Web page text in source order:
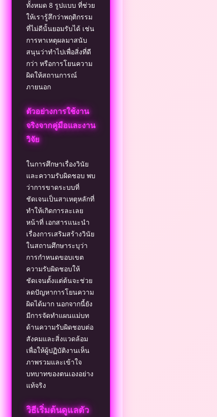
ทั้งหมด 8 รูปแบบ ที่ช่วย
ให้เรารู้สึกว่าพฤติกรรม
ที่ไม่ดีนั้นยอมรับได้ เช่น
การหาเหตุผลมาสนับ
สนุนว่าทำไปเพื่อสิ่งที่ดี
กว่า หรือการโยนความ
ผิดให้สถานการณ์
ภายนอก
ตัวอย่างการใช้งาน
จริงจากคู่มือและงาน
วิจัย
ในการศึกษาเรื่องวินัย
และความรับผิดชอบ พบ
ว่าการขาดระบบที่
ชัดเจนเป็นสาเหตุหลักที่
ทำให้เกิดการละเลย
หน้าที่ เอกสารแนะนำ
เรื่องการเสริมสร้างวินัย
ในสถานศึกษาระบุว่า
การกำหนดขอบเขต
ความรับผิดชอบให้
ชัดเจนตั้งแต่ต้นจะช่วย
ลดปัญหาการโยนความ
ผิดได้มาก นอกจากนี้ยัง
มีการจัดทำแผนแม่บท
ด้านความรับผิดชอบต่อ
สังคมและสิ่งแวดล้อม
เพื่อให้ผู้ปฏิบัติงานเห็น
ภาพรวมและเข้าใจ
บทบาทของตนเองอย่าง
แท้จริง
วิธีเริ่มต้นดูแลตัว